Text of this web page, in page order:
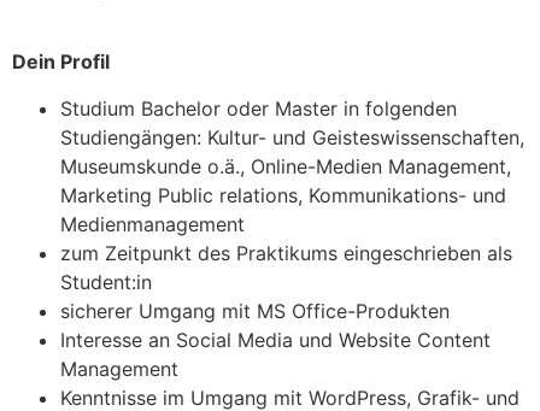
Dein Profil
Studium Bachelor oder Master in folgenden
Studiengängen: Kultur- und Geisteswissenschaften,
Museumskunde o.ä., Online-Medien Management,
Marketing Public relations, Kommunikations- und
Medienmanagement
zum Zeitpunkt des Praktikums eingeschrieben als
Student:in
sicherer Umgang mit MS Office-Produkten
Interesse an Social Media und Website Content
Management
Kenntnisse im Umgang mit WordPress, Grafik- und